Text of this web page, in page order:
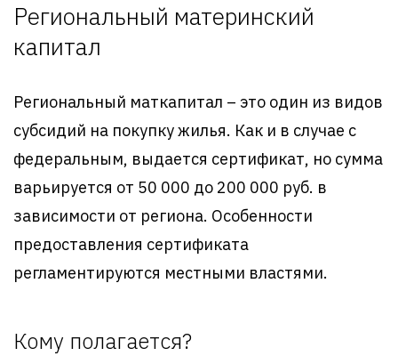
Региональный материнский
капитал
Региональный маткапитал – это один из видов
субсидий на покупку жилья. Как и в случае с
федеральным, выдается сертификат, но сумма
варьируется от 50 000 до 200 000 руб. в
зависимости от региона. Особенности
предоставления сертификата
регламентируются местными властями.
Кому полагается?